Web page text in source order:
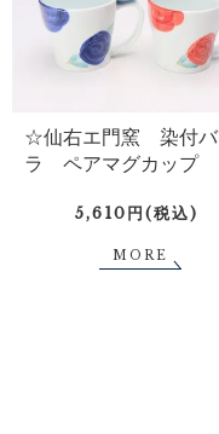
☆仙右エ門窯 染付バ
ラ ペアマグカップ
5,610円(税込)
MORE